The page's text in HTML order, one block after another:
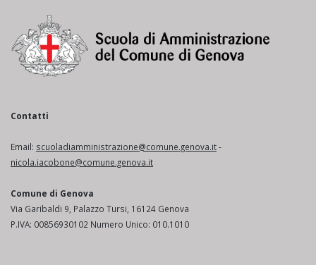
Contatti
Email: scuoladiamministrazione@comune.genova.it-
nicola.iacobone@comune.genova.it
Comune di Genova
Via Garibaldi 9, Palazzo Tursi, 16124 Genova
P.IVA: 00856930102 Numero Unico: 010.1010